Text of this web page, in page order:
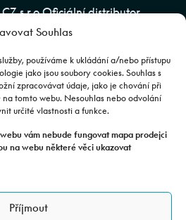
Souhlas
používáme k ukládání a/nebo přístupu
jako jsou soubory cookies. Souhlas s
zpracovávat údaje, jako je chování při
tomto webu. Nesouhlas nebo odvolání
určité vlastnosti a funkce.
vám nebude fungovat mapa prodejci
na webu některé věci ukazovat
Příjmout
s.r.o Oficiální distributor
a SR | Web spravuje
charakter. Výbava, barevné
Pro upřesnění kontaktujte svého
informace mají pouze informativní
smyslu ustanovení §1732 odst. 2
zákoníku.
1606/16, Chodov, 149 00
CZ24843920 | Spisová značka: C